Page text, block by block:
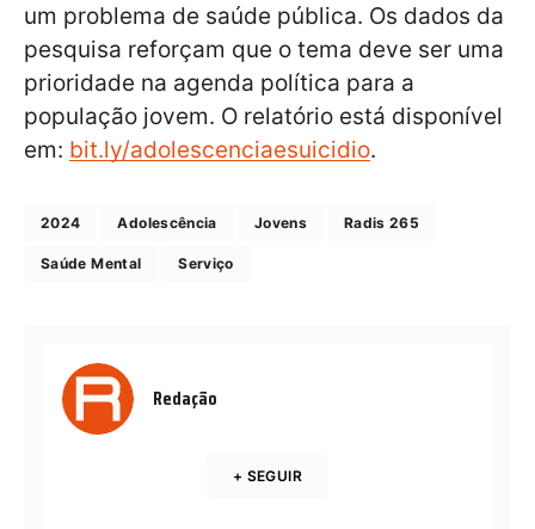
um problema de saúde pública. Os dados da
pesquisa reforçam que o tema deve ser uma
prioridade na agenda política para a
população jovem. O relatório está disponível
em: bit.ly/adolescenciaesuicidio.
2024 Adolescência Jovens Radis 265
Saúde Mental Serviço
Redação
+ SEGUIR